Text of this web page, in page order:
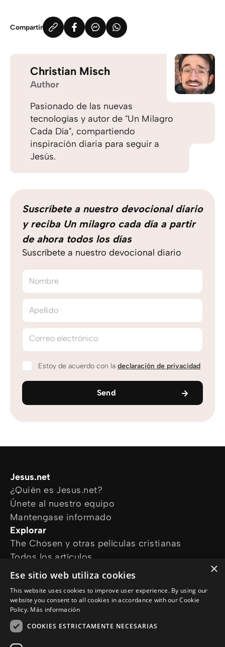
Compartir
Christian Misch
Author
Pasionado de las nuevas
tecnologías y autor de "Un Milagro
Cada Día", compartiendo
inspiración diaria para seguir a
Jesús.
Suscríbete a nuestro devocional diario
y reciba Un milagro cada día a partir
de ahora todos los días
Suscríbete a nuestro devocional diario
Nombre
Apellido
Correo electrónico
Estoy de acuerdo con la declaración de privacidad
Send
Jesus.net
¿Quién es Jesus.net?
Únete al nuestro equipo
Mantengase informado
Explorar
The Chosen y otras películas cristianas
Todos los artículos
Cursos online
¿Cómo podemos ayudarte?
Devocional diario
Necesito oración
×
Ese sitio web utiliza cookies
This website uses cookies to improve user experience. By using our
website you consent to all cookies in accordance with our Cookie
Policy. Más información
COOKIES ESTRICTAMENTE NECESARIAS